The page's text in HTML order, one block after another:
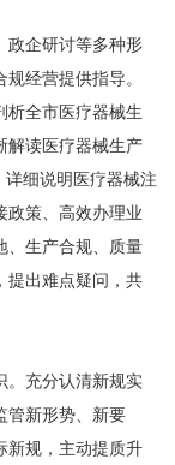
企研讨等多种形
经营提供指导。
析全市医疗器械生
解读医疗器械生产
详细说明医疗器械注
政策、高效办理业
、生产合规、质量
提出难点疑问，共
充分认清新规实
管新形势、新要
新规，主动提质升